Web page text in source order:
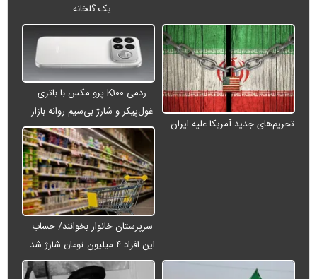
یک گلخانه
تحریم‌های جدید آمریکا علیه ایران
ردمی K۱۰۰ پرو مکس با باتری
غول‌پیکر و شارژ بی‌سیم روانه بازار
می‌شود
سرپرستان خانوار بخوانند/ حساب
این افراد ۴ میلیون تومان شارژ شد